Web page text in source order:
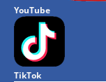
YouTube
TikTok